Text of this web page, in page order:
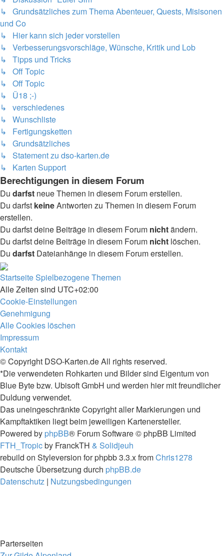
↳ Grundsätzliches zum Thema Abenteuer, Quests, Misisonen
und Co
↳ Hier kann sich jeder vorstellen
↳ Verbesserungsvorschläge, Wünsche, Kritik und Lob
↳ Tipps und Tricks
↳ Off Topic
↳ Off Topic
↳ Ü18 ;-)
↳ verschiedenes
↳ Wunschliste
↳ Fertigungsketten
↳ Grundsätzliches
↳ Statement zu dso-karten.de
↳ Karten Support
Berechtigungen in diesem Forum
Du darfst neue Themen in diesem Forum erstellen.
Du darfst keineAntworten zu Themen in diesem Forum
erstellen.
Du darfst deine Beiträge in diesem Forum nichtändern.
Du darfst deine Beiträge in diesem Forum nicht löschen.
Du darfst Dateianhänge in diesem Forum erstellen.
StartseiteSpielbezogene Themen
Alle Zeiten sind UTC+02:00
Cookie-Einstellungen
Genehmigung
Alle Cookies löschen
Impressum
Kontakt
© Copyright DSO-Karten.de All rights reserved.
*Die verwendeten Rohkarten und Bilder sind Eigentum von
Blue Byte bzw. Ubisoft GmbH und werden hier mit freundlicher
Duldung verwendet.
Das uneingeschränkte Copyright aller Markierungen und
Kampftaktiken liegt beim jeweiligen Kartenersteller.
Powered by phpBB® Forum Software © phpBB Limited
FTH_Tropicby FranckTH & Solidjeuh
rebuild on Styleversion for phpbb 3.3.x fromChris1278
Deutsche Übersetzung durch phpBB.de
Datenschutz | Nutzungsbedingungen
Parterseiten